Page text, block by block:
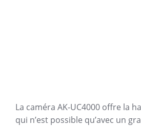
La caméra AK-UC4000 offre la
qui n’est possible qu’avec un